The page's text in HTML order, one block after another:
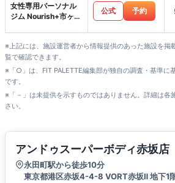
女性専用パーソナル
ジム Nourish+市ヶ谷
公式 予約
※上記には、施設運営者から情報提供のあった施設を掲
覧で確認できます。
※「○」は、FIT PALETTE編集部が独自の調査・基準に
です。
※「－」は未提供を示すものではありません。詳細は各
さい。
アンドゥスーパーボディ赤坂店
永田町駅から徒歩10分
東京都港区赤坂4-4-8 VORT赤坂Ⅱ 地下1